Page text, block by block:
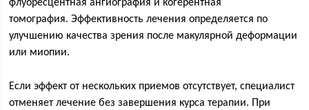
флуоресцентная ангиография и когерентная
томография. Эффективность лечения определяется по
улучшению качества зрения после макулярной деформации
или миопии.
Если эффект от нескольких приемов отсутствует, специалист
отменяет лечение без завершения курса терапии. При